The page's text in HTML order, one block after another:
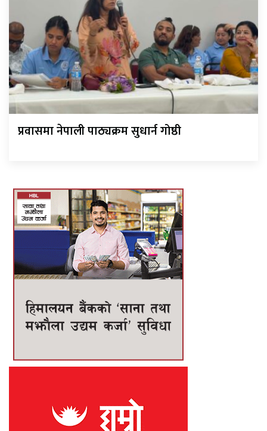
प्रवासमा नेपाली पाठ्यक्रम सुधार्न गोष्ठी